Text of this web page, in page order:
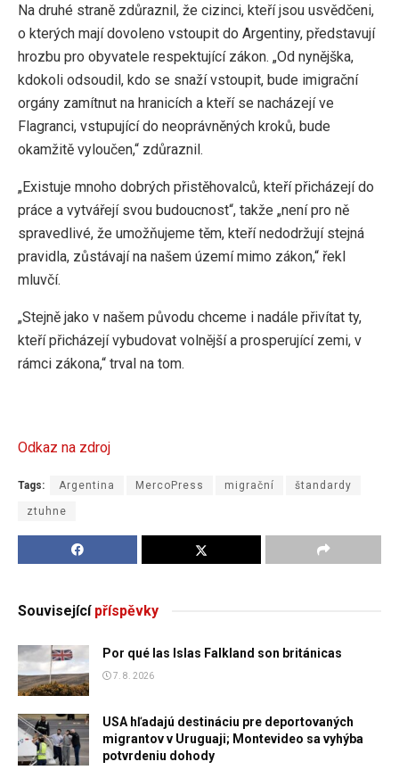
Na druhé straně zdůraznil, že cizinci, kteří jsou usvědčeni,
o kterých mají dovoleno vstoupit do Argentiny, představují
hrozbu pro obyvatele respektující zákon. „Od nynějška,
kdokoli odsoudil, kdo se snaží vstoupit, bude imigrační
orgány zamítnut na hranicích a kteří se nacházejí ve
Flagranci, vstupující do neoprávněných kroků, bude
okamžitě vyloučen,“ zdůraznil.
„Existuje mnoho dobrých přistěhovalců, kteří přicházejí do
práce a vytvářejí svou budoucnost“, takže „není pro ně
spravedlivé, že umožňujeme těm, kteří nedodržují stejná
pravidla, zůstávají na našem území mimo zákon,“ řekl
mluvčí.
„Stejně jako v našem původu chceme i nadále přivítat ty,
kteří přicházejí vybudovat volnější a prosperující zemi, v
rámci zákona,“ trval na tom.
Odkaz na zdroj
Tags: Argentina MercoPress migrační štandardy
ztuhne
Souvisejícípříspěvky
Por qué las Islas Falkland son británicas
7. 8. 2026
USA hľadajú destináciu pre deportovaných
migrantov v Uruguaji; Montevideo sa vyhýba
potvrdeniu dohody